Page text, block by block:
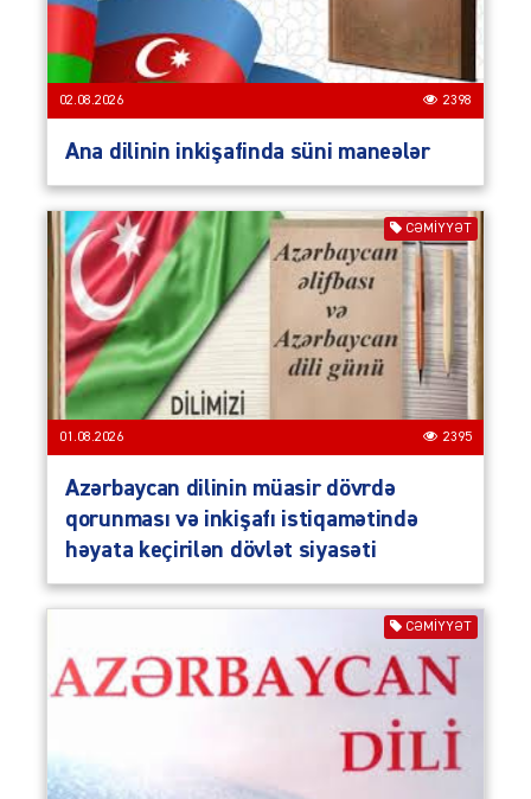
02.08.2026 2398
Ana dilinin inkişafinda süni maneələr
CƏMIYYƏT
01.08.2026 2395
Azərbaycan dilinin müasir dövrdə
qorunması və inkişafı istiqamətində
həyata keçirilən dövlət siyasəti
CƏMIYYƏT